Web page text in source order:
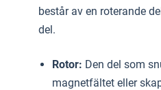
består av en roterande
del.
Rotor: Den del som
magnetfältet eller